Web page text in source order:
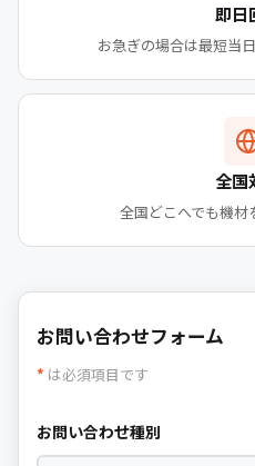
即日
お急ぎの場合は最短当
全国
全国どこへでも機
お問い合わせフォーム
* は必須項目です
お問い合わせ種別